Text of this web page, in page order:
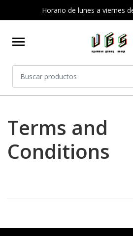
Horario de lunes a viernes
Terms and
Conditions